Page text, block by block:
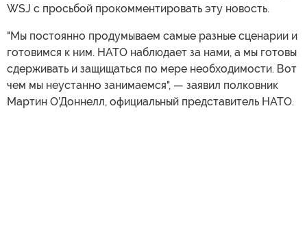
WSJ с просьбой прокомментировать эту новость.
"Мы постоянно продумываем самые разные сценарии и
готовимся к ним. НАТО наблюдает за нами, а мы готовы
сдерживать и защищаться по мере необходимости. Вот
чем мы неустанно занимаемся", — заявил полковник
Мартин О’Доннелл, официальный представитель НАТО.